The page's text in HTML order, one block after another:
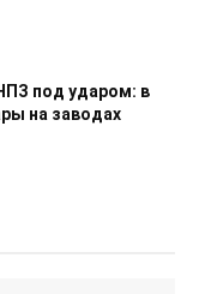
под ударом: в
на заводах